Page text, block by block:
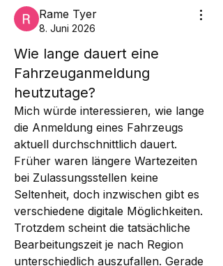
Rame Tyer
8. Juni 2026
Wie lange dauert eine
Fahrzeuganmeldung
heutzutage?
Mich würde interessieren, wie lange
die Anmeldung eines Fahrzeugs
aktuell durchschnittlich dauert.
Früher waren längere Wartezeiten
bei Zulassungsstellen keine
Seltenheit, doch inzwischen gibt es
verschiedene digitale Möglichkeiten.
Trotzdem scheint die tatsächliche
Bearbeitungszeit je nach Region
unterschiedlich auszufallen. Gerade